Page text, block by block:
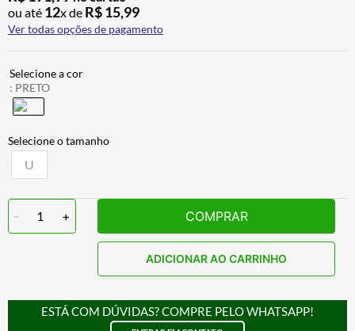
ou até 12x de R$15,99
Ver todas opções de pagamento
: PRETO
U
- 1 + COMPRAR
ADICIONAR AO CARRINHO
ESTÁ COM DÚVIDAS? COMPRE PELO WHATSAPP!